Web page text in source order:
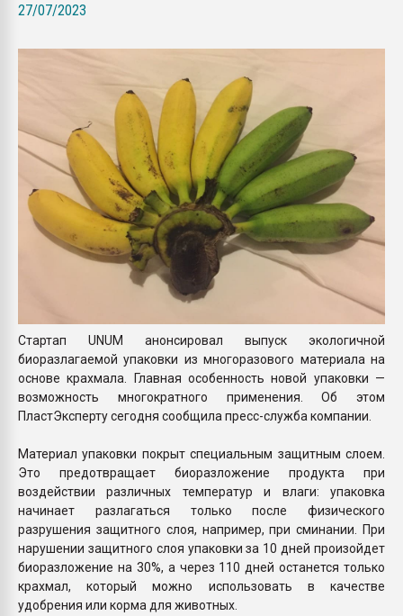
ПЕРЕЙТИ НА
27/07/2023
Стартап UNUM анонсировал выпуск экологичной
биоразлагаемой упаковки из многоразового материала на
основе крахмала. Главная особенность новой упаковки —
возможность многократного применения. Об этом
ПластЭксперту сегодня сообщила пресс-служба компании.
Материал упаковки покрыт специальным защитным слоем.
Это предотвращает биоразложение продукта при
воздействии различных температур и влаги: упаковка
начинает разлагаться только после физического
разрушения защитного слоя, например, при сминании. При
нарушении защитного слоя упаковки за 10 дней произойдет
биоразложение на 30%, а через 110 дней останется только
крахмал, который можно использовать в качестве
удобрения или корма для животных.